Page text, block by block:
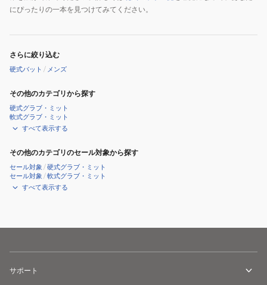
にぴったりの一本を見つけてみてください。
さらに絞り込む
硬式バット / メンズ
その他のカテゴリから探す
硬式グラブ・ミット
軟式グラブ・ミット
すべて表示する
その他のカテゴリのセール対象から探す
セール対象 /硬式グラブ・ミット
セール対象 /軟式グラブ・ミット
すべて表示する
サポート